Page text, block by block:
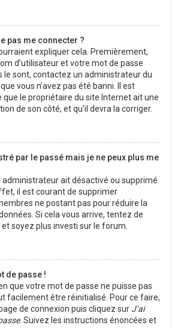
pas me connecter ?
expliquer cela. Premièrement,
d’utilisateur et votre mot de passe
le sont, contactez un administrateur du
vous n’avez pas été banni. Il est
le propriétaire du site Internet ait une
de son côté, et qu’il devra la corriger.
par le passé mais je ne peux plus me
administrateur ait désactivé ou supprimé
il est courant de supprimer
ne postant pas pour réduire la
Si cela vous arrive, tentez de
soyez plus investi sur le forum.
de passe !
que votre mot de passe ne puisse pas
facilement être réinitialisé. Pour ce faire,
de connexion puis cliquez sur J’ai
. Suivez les instructions énoncées et